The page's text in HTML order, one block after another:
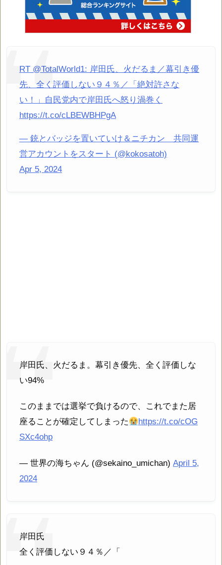
RT @TotalWorld1: 岸田氏、火だるま／幕引き優
先、全く評価しない９４％／「絶対許さな
い！」自民党内で岸田氏へ怒り渦巻く
https://t.co/cLBEWBHPgA
— 銃とバッジを置いていけ＆ニチカン 共同運
営アカウントをスタート (@kokosatoh)
Apr 5, 2024
岸田氏、火だるま。幕引き優先、全く評価しな
い94%
このままでは選挙で負けるので、これでまた居
座ることが確定してしまった
https://t.co/cOG
SXc4ohp
— 世界の海ちゃん (@sekaino_umichan) April 5,
2024
岸田氏
全く評価しない９４％／「